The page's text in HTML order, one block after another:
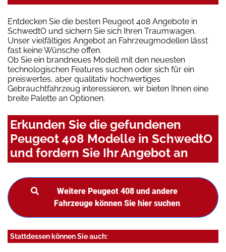
Entdecken Sie die besten Peugeot 408 Angebote in
SchwedtO und sichern Sie sich Ihren Traumwagen.
Unser vielfältiges Angebot an Fahrzeugmodellen lässt
fast keine Wünsche offen.
Ob Sie ein brandneues Modell mit den neuesten
technologischen Features suchen oder sich für ein
preiswertes, aber qualitativ hochwertiges
Gebrauchtfahrzeug interessieren, wir bieten Ihnen eine
breite Palette an Optionen.
Erkunden Sie die gefundenen
Peugeot 408 Modelle in SchwedtO
und fordern Sie Ihr Angebot an
Weitere Peugeot 408 und andere
Fahrzeuge können Sie hier suchen
Stattdessen können Sie auch: